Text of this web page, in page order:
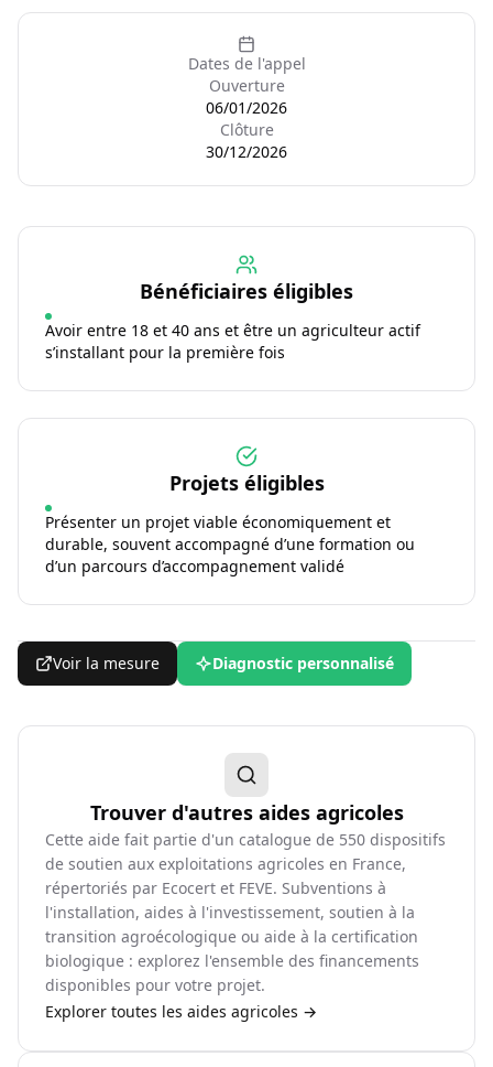
Dates de l'appel
Ouverture
06/01/2026
Clôture
30/12/2026
Bénéficiaires éligibles
Avoir entre 18 et 40 ans et être un agriculteur actif
s’installant pour la première fois
Projets éligibles
Présenter un projet viable économiquement et
durable, souvent accompagné d’une formation ou
d’un parcours d’accompagnement validé
Voir la mesure Diagnostic personnalisé
Trouver d'autres aides agricoles
Cette aide fait partie d'un catalogue de 550 dispositifs
de soutien aux exploitations agricoles en France,
répertoriés par Ecocert et FEVE. Subventions à
l'installation, aides à l'investissement, soutien à la
transition agroécologique ou aide à la certification
biologique : explorez l'ensemble des financements
disponibles pour votre projet.
Explorer toutes les aides agricoles →